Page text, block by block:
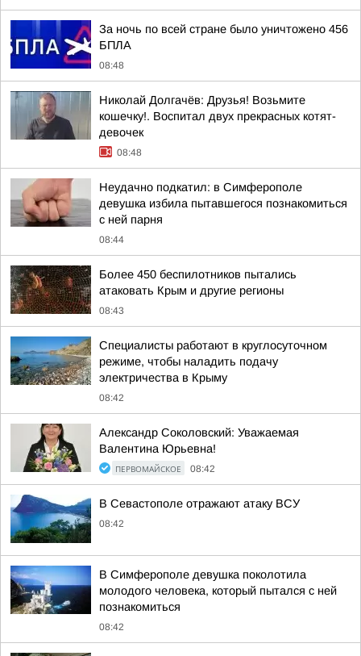
За ночь по всей стране было уничтожено 456
БПЛА
08:48
Николай Долгачёв: Друзья! Возьмите
кошечку!. Воспитал двух прекрасных котят-
девочек
08:48
Неудачно подкатил: в Симферополе
девушка избила пытавшегося познакомиться
с ней парня
08:44
Более 450 беспилотников пытались
атаковать Крым и другие регионы
08:43
Специалисты работают в круглосуточном
режиме, чтобы наладить подачу
электричества в Крыму
08:42
Александр Соколовский: Уважаемая
Валентина Юрьевна!
ПЕРВОМАЙСКОЕ 08:42
В Севастополе отражают атаку ВСУ
08:42
В Симферополе девушка поколотила
молодого человека, который пытался с ней
познакомиться
08:42